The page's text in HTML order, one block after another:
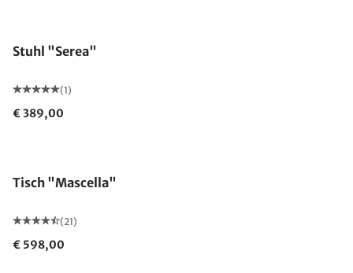
Stuhl "Serea"
(1)
€ 389,00
Tisch "Mascella"
(21)
€ 598,00